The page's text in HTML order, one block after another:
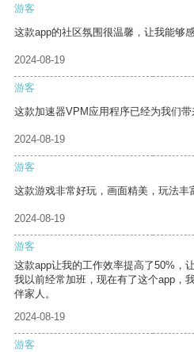
游客
这款app的社区氛围很温馨，让我能够
2024-08-19
游客
这款加速器VPM应用程序已经为我们带
2024-08-19
游客
这款游戏非常好玩，画面精美，玩法丰
2024-08-19
游客
这款app让我的工作效率提高了50%，
我以前经常加班，现在有了这个app，
伴家人。
2024-08-19
游客